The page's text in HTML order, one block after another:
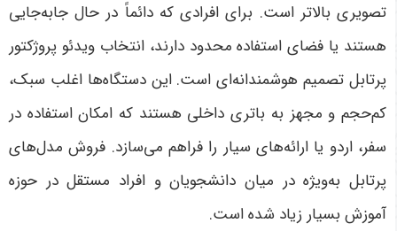
تصویری بالاتر است. برای افرادی که دائماً در حال جابه‌جایی
هستند یا فضای استفاده محدود دارند، انتخاب ویدئو پروژکتور
پرتابل تصمیم هوشمندانه‌ای است. این دستگاه‌ها اغلب سبک،
کم‌حجم و مجهز به باتری داخلی هستند که امکان استفاده در
سفر، اردو یا ارائه‌های سیار را فراهم می‌سازد. فروش مدل‌های
پرتابل به‌ویژه در میان دانشجویان و افراد مستقل در حوزه
آموزش بسیار زیاد شده است.